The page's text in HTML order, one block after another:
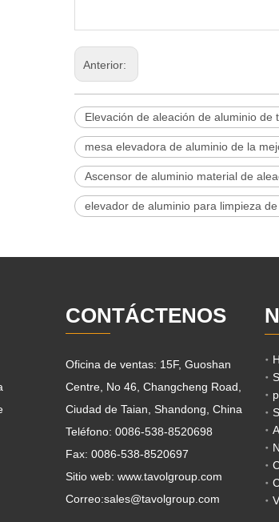
Anterior:
Elevación de aleación de aluminio de
mesa elevadora de aluminio de la
Ascensor de aluminio material de
elevador de aluminio para limpieza
CONTÁCTENOS
Oficina de ventas: 15F, Guoshan
Centre, No 46, Changcheng Road,
Ciudad de Taian, Shandong, China
Teléfono: 0086-538-8520698
Fax: 0086-538-8520697
Sitio web: www.tavolgroup.com
Correo:sales@tavolgroup.com